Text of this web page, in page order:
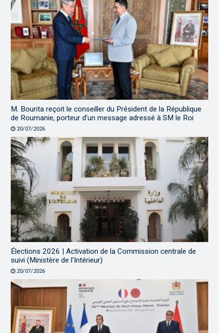
M. Bourita reçoit le conseiller du Président de la République
de Roumanie, porteur d’un message adressé à SM le Roi
20/07/2026
Élections 2026 | Activation de la Commission centrale de
suivi (Ministère de l’Intérieur)
20/07/2026